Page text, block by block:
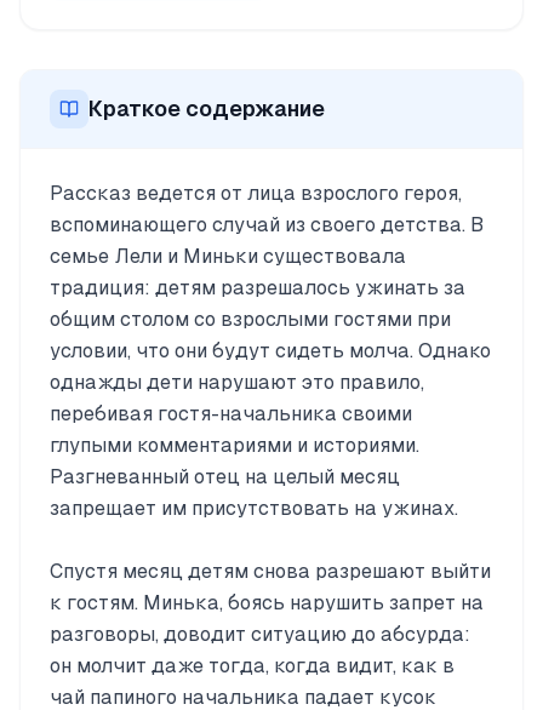
Краткое содержание
Рассказ ведется от лица взрослого героя,
вспоминающего случай из своего детства. В
семье Лели и Миньки существовала
традиция: детям разрешалось ужинать за
общим столом со взрослыми гостями при
условии, что они будут сидеть молча. Однако
однажды дети нарушают это правило,
перебивая гостя-начальника своими
глупыми комментариями и историями.
Разгневанный отец на целый месяц
запрещает им присутствовать на ужинах.
Спустя месяц детям снова разрешают выйти
к гостям. Минька, боясь нарушить запрет на
разговоры, доводит ситуацию до абсурда:
он молчит даже тогда, когда видит, как в
чай папиного начальника падает кусок